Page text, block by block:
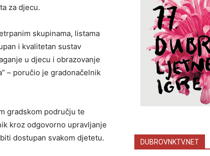
za djecu.
skupinama, listama
i kvalitetan sustav
u djecu i obrazovanje
– poručio je gradonačelnik
gradskom području te
kroz odgovorno upravljanje
dostupan svakom djetetu.
DUBROVNKTV.NET